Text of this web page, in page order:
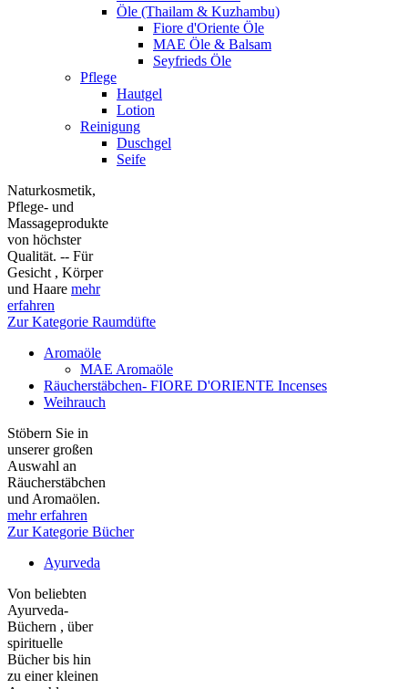
Öle (Thailam & Kuzhambu)
Fiore d'Oriente Öle
MAE Öle & Balsam
Seyfrieds Öle
Pflege
Hautgel
Lotion
Reinigung
Duschgel
Seife
Naturkosmetik,
Pflege- und
Massageprodukte
von höchster
Qualität. -- Für
Gesicht , Körper
und Haare mehr
erfahren
Zur Kategorie Raumdüfte
Aromaöle
MAE Aromaöle
Räucherstäbchen- FIORE D'ORIENTE Incenses
Weihrauch
Stöbern Sie in
unserer großen
Auswahl an
Räucherstäbchen
und Aromaölen.
mehr erfahren
Zur Kategorie Bücher
Ayurveda
Von beliebten
Ayurveda-
Büchern , über
spirituelle
Bücher bis hin
zu einer kleinen